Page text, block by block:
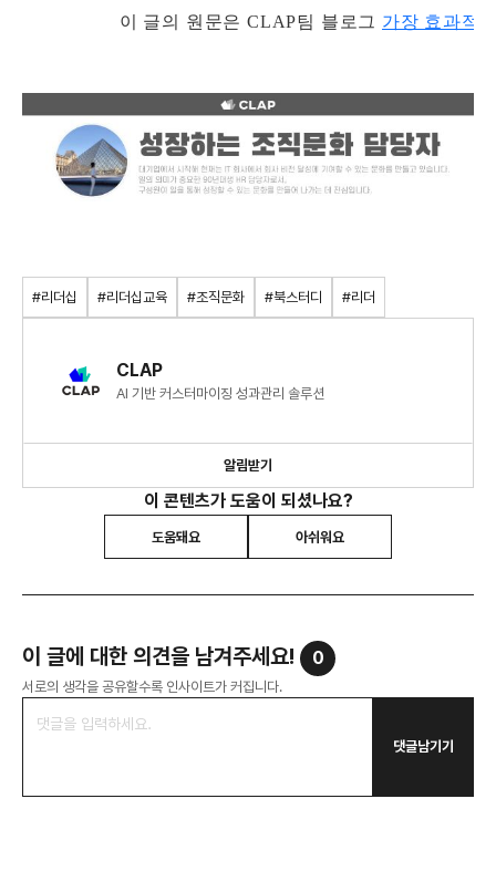
이 글의 원문은 CLAP팀 블로그 가장 효과적
#리더십 #리더십교육 #조직문화 #북스터디 #리더
CLAP
AI 기반 커스터마이징 성과관리 솔루션
알림받기
이 콘텐츠가 도움이 되셨나요?
도움돼요 아쉬워요
이 글에 대한 의견을 남겨주세요! 0
서로의 생각을 공유할수록 인사이트가 커집니다.
댓글남기기